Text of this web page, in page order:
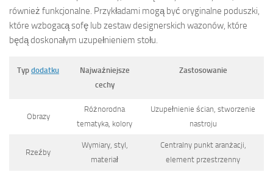
również funkcjonalne. Przykładami mogą być oryginalne poduszki,
które wzbogacą sofę lub zestaw designerskich wazonów, które
będą doskonałym uzupełnieniem stołu.
Typ dodatku
Najważniejsze
cechy
Zastosowanie
Obrazy
Różnorodna
tematyka, kolory
Uzupełnienie ścian, stworzenie
nastroju
Rzeźby
Wymiary, styl,
materiał
Centralny punkt aranżacji,
element przestrzenny